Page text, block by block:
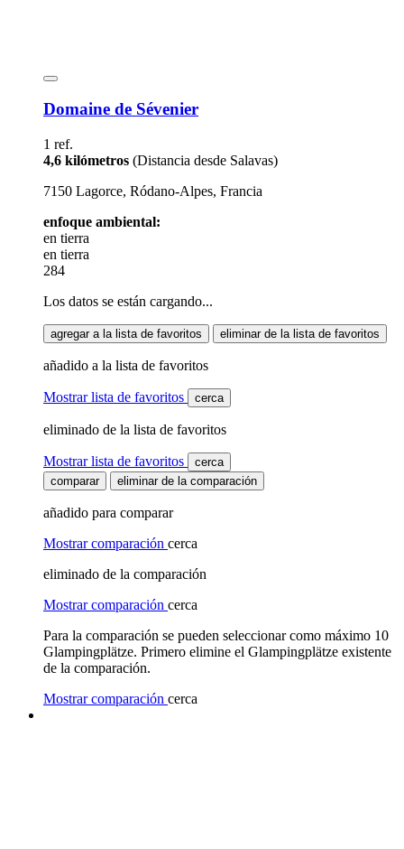
Domaine de Sévenier
1 ref.
4,6 kilómetros (Distancia desde Salavas)
7150 Lagorce, Ródano-Alpes, Francia
enfoque ambiental:
en tierra
en tierra
284
Los datos se están cargando...
agregar a la lista de favoritos eliminar de la lista de favoritos
añadido a la lista de favoritos
Mostrar lista de favoritos cerca
eliminado de la lista de favoritos
Mostrar lista de favoritos
cerca
comparar
eliminar de la comparación
añadido para comparar
Mostrar comparación cerca
eliminado de la comparación
Mostrar comparación cerca
Para la comparación se pueden seleccionar como máximo 10
Glampingplätze. Primero elimine el Glampingplätze existente
de la comparación.
Mostrar comparación cerca